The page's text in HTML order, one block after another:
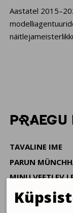
Aastatel
TAVALINE IME
PARUN
MINU VEETLEV
PEAAEGU
KOLM